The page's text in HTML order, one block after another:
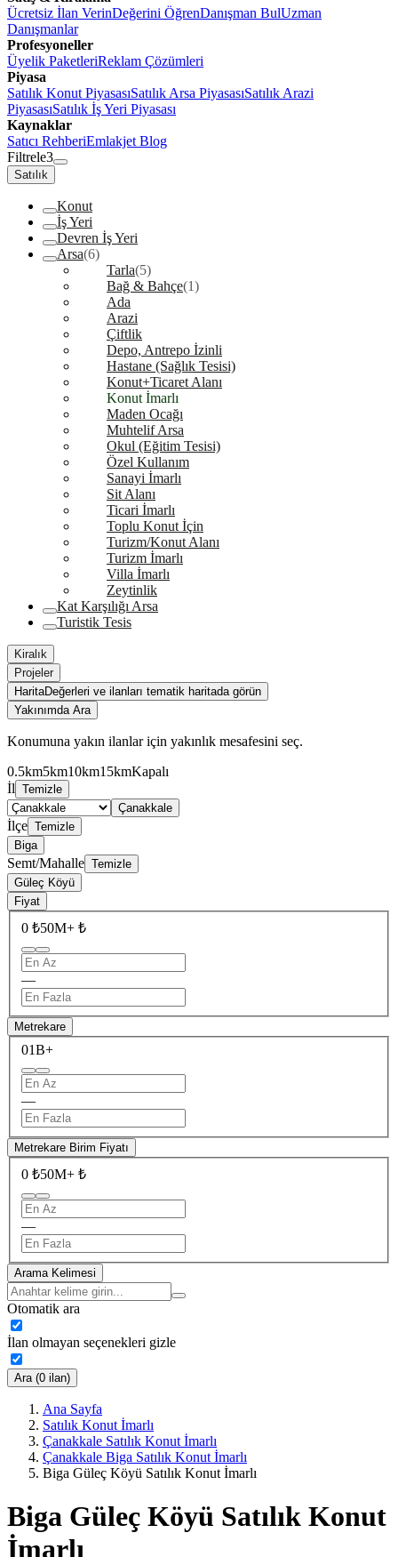
Ücretsiz İlan VerinDeğerini ÖğrenDanışman BulUzman
Danışmanlar
Profesyoneller
Üyelik PaketleriReklam Çözümleri
Piyasa
Satılık Konut PiyasasıSatılık Arsa PiyasasıSatılık Arazi
PiyasasıSatılık İş Yeri Piyasası
Kaynaklar
Satıcı RehberiEmlakjet Blog
Filtrele3
Satılık
Konut
İş Yeri
Devren İş Yeri
Arsa(6)
Tarla(5)
Bağ & Bahçe(1)
Ada
Arazi
Çiftlik
Depo, Antrepo İzinli
Hastane (Sağlık Tesisi)
Konut+Ticaret Alanı
Konut İmarlı
Maden Ocağı
Muhtelif Arsa
Okul (Eğitim Tesisi)
Özel Kullanım
Sanayi İmarlı
Sit Alanı
Ticari İmarlı
Toplu Konut İçin
Turizm/Konut Alanı
Turizm İmarlı
Villa İmarlı
Zeytinlik
Kat Karşılığı Arsa
Turistik Tesis
Kiralık
Projeler
HaritaDeğerleri ve ilanları tematik haritada görün
Yakınımda Ara
Konumuna yakın ilanlar için yakınlık mesafesini seç.
0.5km5km10km15kmKapalı
İl Temizle
Çanakkale
İlçe Temizle
Biga
Semt/Mahalle Temizle
Güleç Köyü
Fiyat
0 ₺50M+ ₺
—
Metrekare
01B+
—
Metrekare Birim Fiyatı
0 ₺50M+ ₺
—
Arama Kelimesi
Otomatik ara
İlan olmayan seçenekleri gizle
Ara (0 ilan)
Ana Sayfa
Satılık Konut İmarlı
Çanakkale Satılık Konut İmarlı
Çanakkale Biga Satılık Konut İmarlı
Biga Güleç Köyü Satılık Konut İmarlı
Biga Güleç Köyü Satılık Konut
İmarlı